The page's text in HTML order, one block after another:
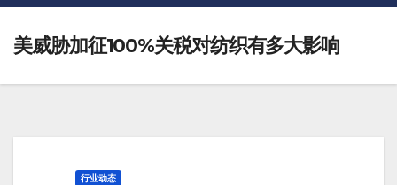
美威胁加征100%关税对纺织有多大影响
行业动态